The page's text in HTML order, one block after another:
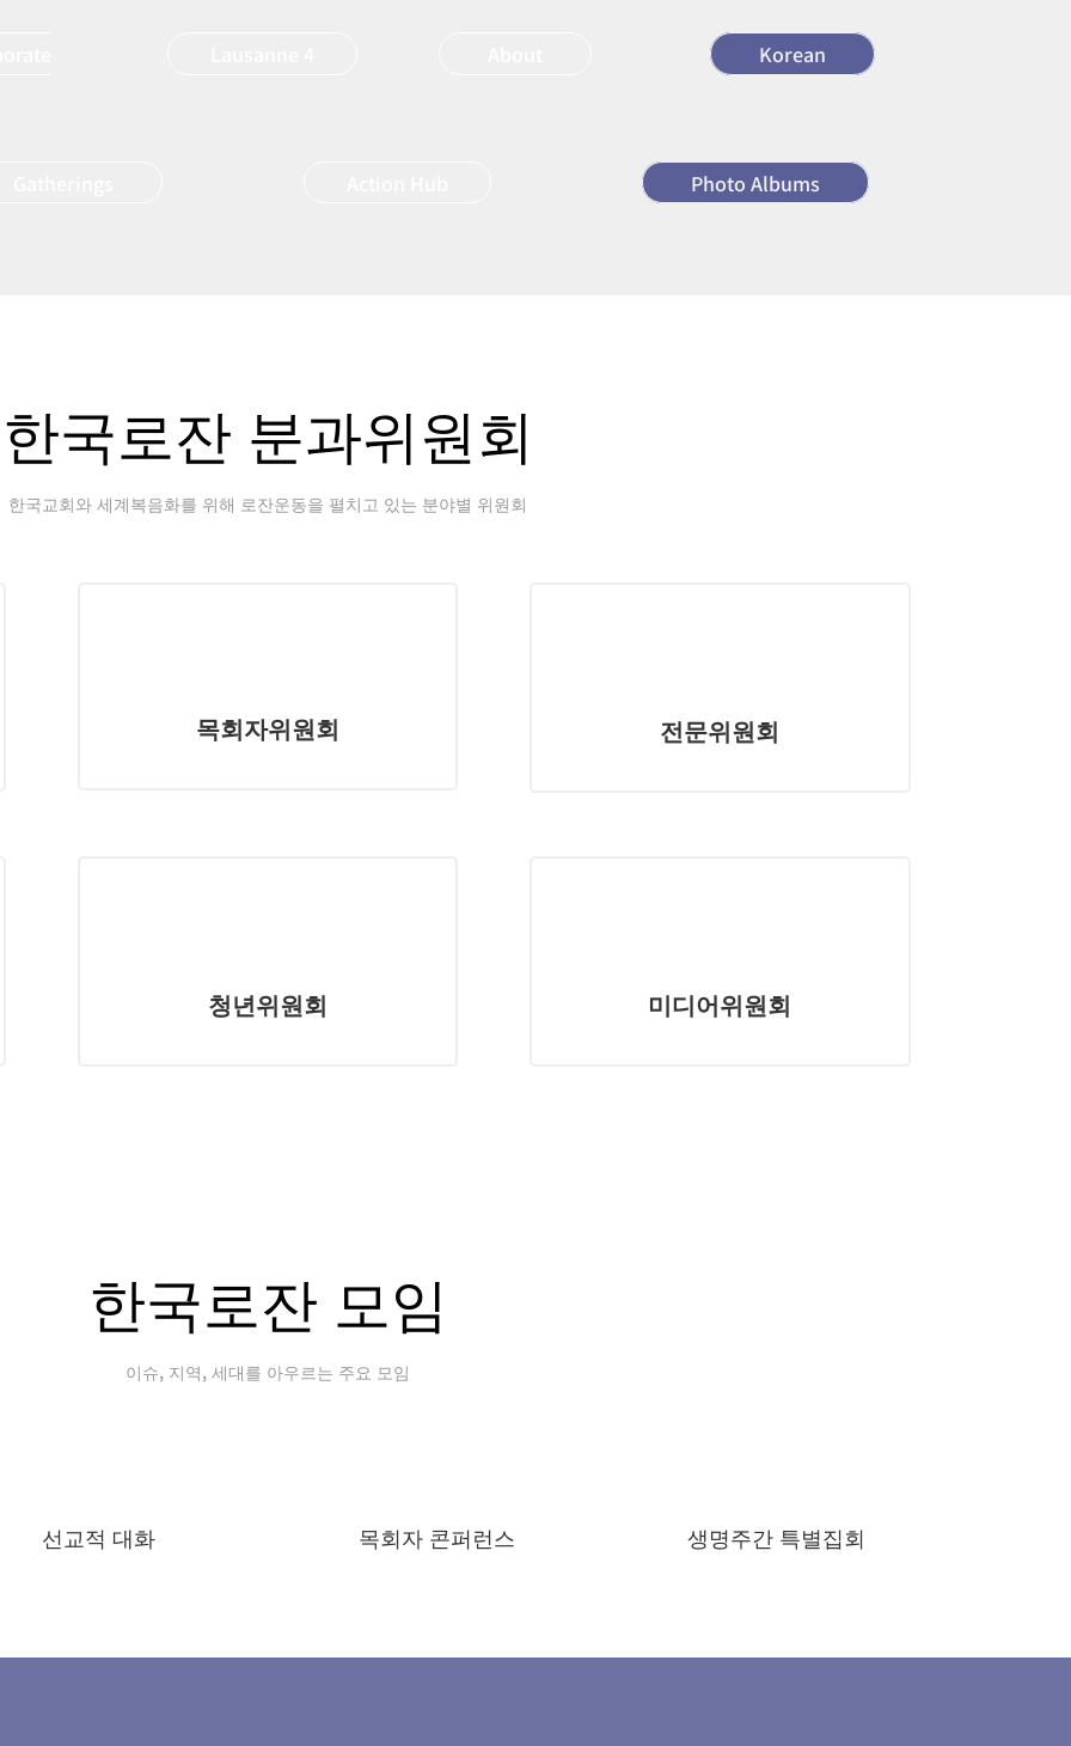
Korean
Photo Albums
한국로잔 분과위원회
한국교회와 세계복음화를 위해 로잔운동을 펼치고 있는 분야별 위원회
목회자위원회 전문위원회
청년위원회 미디어위원회
한국로잔 모임
이슈, 지역, 세대를 아우르는 주요 모임
선교적 대화 목회자 콘퍼런스 생명주간 특별집회